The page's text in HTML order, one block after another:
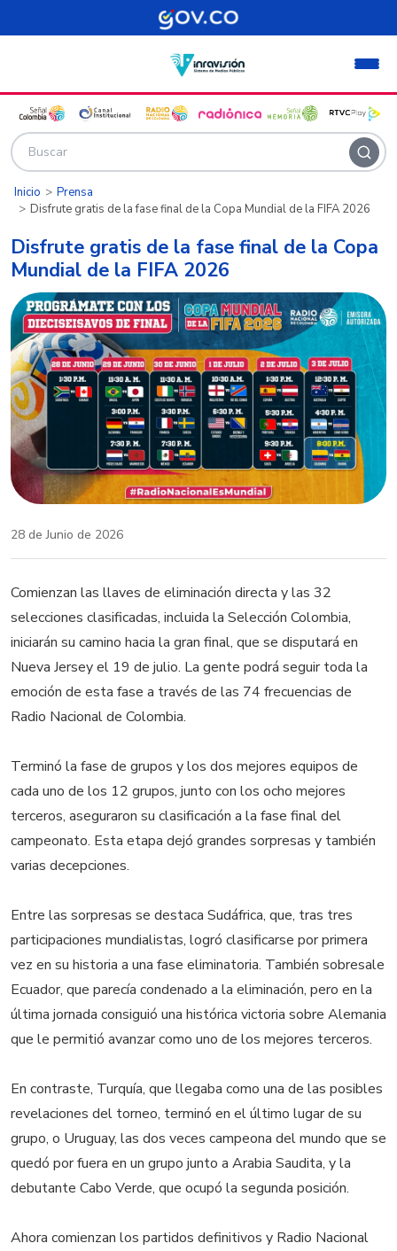
Pasar al contenido principal
Inicio
Prensa
Disfrute gratis de la fase final de la Copa Mundial de la FIFA 2026
Disfrute gratis de la fase final de la Copa
Mundial de la FIFA 2026
28 de Junio de 2026
Comienzan las llaves de eliminación directa y las 32
selecciones clasificadas, incluida la Selección Colombia,
iniciarán su camino hacia la gran final, que se disputará en
Nueva Jersey el 19 de julio. La gente podrá seguir toda la
emoción de esta fase a través de las 74 frecuencias de
Radio Nacional de Colombia.
Terminó la fase de grupos y los dos mejores equipos de
cada uno de los 12 grupos, junto con los ocho mejores
terceros, aseguraron su clasificación a la fase final del
campeonato. Esta etapa dejó grandes sorpresas y también
varias decepciones.
Entre las sorpresas se destaca Sudáfrica, que, tras tres
participaciones mundialistas, logró clasificarse por primera
vez en su historia a una fase eliminatoria. También sobresale
Ecuador, que parecía condenado a la eliminación, pero en la
última jornada consiguió una histórica victoria sobre Alemania
que le permitió avanzar como uno de los mejores terceros.
En contraste, Turquía, que llegaba como una de las posibles
revelaciones del torneo, terminó en el último lugar de su
grupo, o Uruguay, las dos veces campeona del mundo que se
quedó por fuera en un grupo junto a Arabia Saudita, y la
debutante Cabo Verde, que ocupó la segunda posición.
Ahora comienzan los partidos definitivos y Radio Nacional